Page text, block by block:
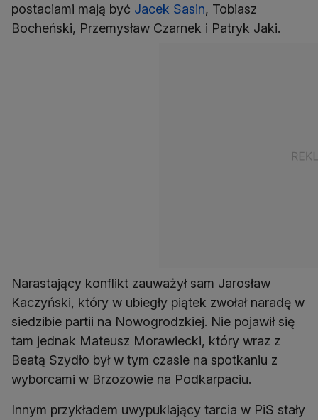
postaciami mają być Jacek Sasin, Tobiasz
Bocheński, Przemysław Czarnek i Patryk Jaki.
Narastający konflikt zauważył sam Jarosław
Kaczyński, który w ubiegły piątek zwołał naradę w
siedzibie partii na Nowogrodzkiej. Nie pojawił się
tam jednak Mateusz Morawiecki, który wraz z
Beatą Szydło był w tym czasie na spotkaniu z
wyborcami w Brzozowie na Podkarpaciu.
Innym przykładem uwypuklający tarcia w PiS stały